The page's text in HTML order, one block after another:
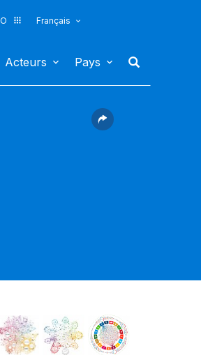
Français
Acteurs Pays